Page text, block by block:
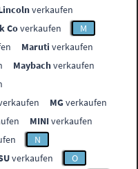
verkaufen
Coverkaufen
M
Maruti verkaufen
Maybachverkaufen
MGverkaufen
MINIverkaufen
N
verkaufen
O